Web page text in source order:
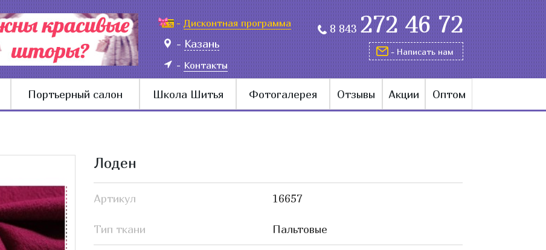
-Дисконтная программа
-Казань
-Контакты
8 843272 46 72
- Написать нам
Портьерный салон Школа Шитья Фотогалерея Отзывы Акции Оптом
Лоден
Артикул 16657
Тип ткани Пальтовые